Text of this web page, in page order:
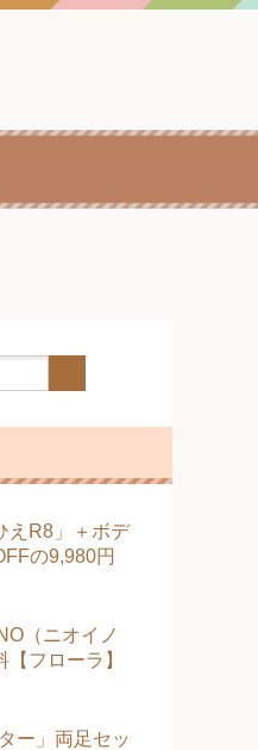
えR8」＋ボデ
の9,980円
（ニオイノ
フローラ】
ー」両足セッ